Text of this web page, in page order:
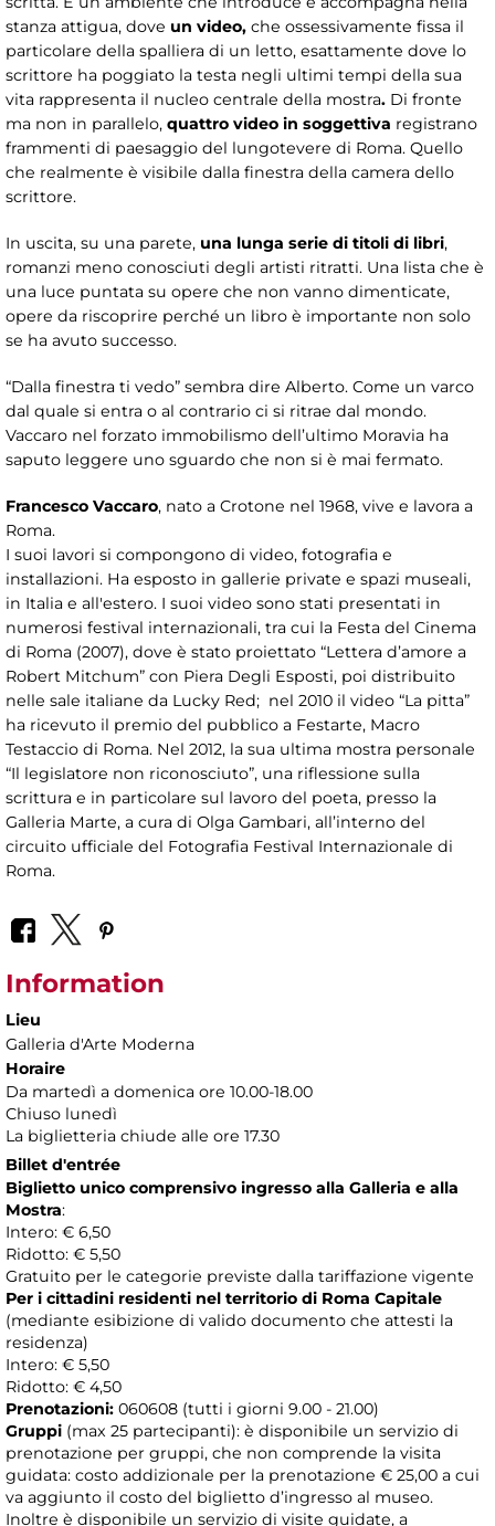
stanza attigua, dove un video, che ossessivamente fissa il
particolare della spalliera di un letto, esattamente dove lo
scrittore ha poggiato la testa negli ultimi tempi della sua
vita rappresenta il nucleo centrale della mostra. Di fronte
ma non in parallelo, quattro video in soggettiva registrano
frammenti di paesaggio del lungotevere di Roma. Quello
che realmente è visibile dalla finestra della camera dello
scrittore.
In uscita, su una parete, una lunga serie di titoli di libri,
romanzi meno conosciuti degli artisti ritratti. Una lista che è
una luce puntata su opere che non vanno dimenticate,
opere da riscoprire perché un libro è importante non solo
se ha avuto successo.
“Dalla finestra ti vedo” sembra dire Alberto. Come un varco
dal quale si entra o al contrario ci si ritrae dal mondo.
Vaccaro nel forzato immobilismo dell’ultimo Moravia ha
saputo leggere uno sguardo che non si è mai fermato.
Francesco Vaccaro, nato a Crotone nel 1968, vive e lavora a
Roma.
I suoi lavori si compongono di video, fotografia e
installazioni. Ha esposto in gallerie private e spazi museali,
in Italia e all'estero. I suoi video sono stati presentati in
numerosi festival internazionali, tra cui la Festa del Cinema
di Roma (2007), dove è stato proiettato “Lettera d’amore a
Robert Mitchum” con Piera Degli Esposti, poi distribuito
nelle sale italiane da Lucky Red; nel 2010 il video “La pitta”
ha ricevuto il premio del pubblico a Festarte, Macro
Testaccio di Roma. Nel 2012, la sua ultima mostra personale
“Il legislatore non riconosciuto”, una riflessione sulla
scrittura e in particolare sul lavoro del poeta, presso la
Galleria Marte, a cura di Olga Gambari, all’interno del
circuito ufficiale del Fotografia Festival Internazionale di
Roma.
Information
Lieu
Galleria d'Arte Moderna
Horaire
Da martedì a domenica ore 10.00-18.00
Chiuso lunedì
La biglietteria chiude alle ore 17.30
Billet d'entrée
Biglietto unico comprensivo ingresso alla Galleria e alla
Mostra:
Intero: € 6,50
Ridotto: € 5,50
Gratuito per le categorie previste dalla tariffazione vigente
Per i cittadini residenti nel territorio di Roma Capitale
(mediante esibizione di valido documento che attesti la
residenza)
Intero: € 5,50
Ridotto: € 4,50
Prenotazioni: 060608 (tutti i giorni 9.00 - 21.00)
Gruppi (max 25 partecipanti): è disponibile un servizio di
prenotazione per gruppi, che non comprende la visita
guidata: costo addizionale per la prenotazione € 25,00 a cui
va aggiunto il costo del biglietto d’ingresso al museo.
Inoltre è disponibile un servizio di visite guidate, a